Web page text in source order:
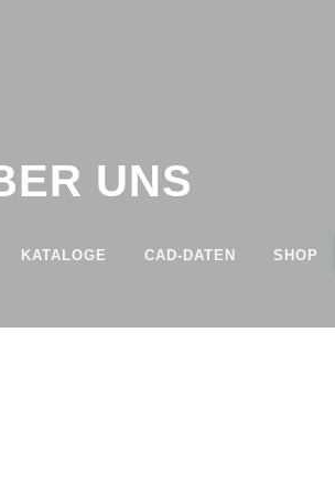
KATALOGE CAD-DATEN SHOP
UNS